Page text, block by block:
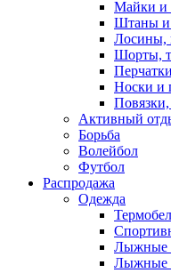
Майки и
Штаны и
Лосины,
Шорты,
Носки и
Активный
Борьба
Волейбол
Футбол
Распродажа
Одежда
Лыжные
Лыжные